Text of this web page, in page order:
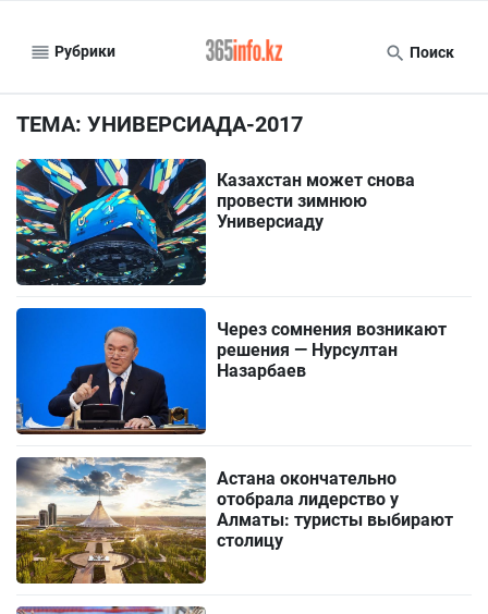
Рубрики Поиск
ТЕМА: УНИВЕРСИАДА-2017
Казахстан может снова
провести зимнюю
Универсиаду
Через сомнения возникают
решения — Нурсултан
Назарбаев
Астана окончательно
отобрала лидерство у
Алматы: туристы выбирают
столицу